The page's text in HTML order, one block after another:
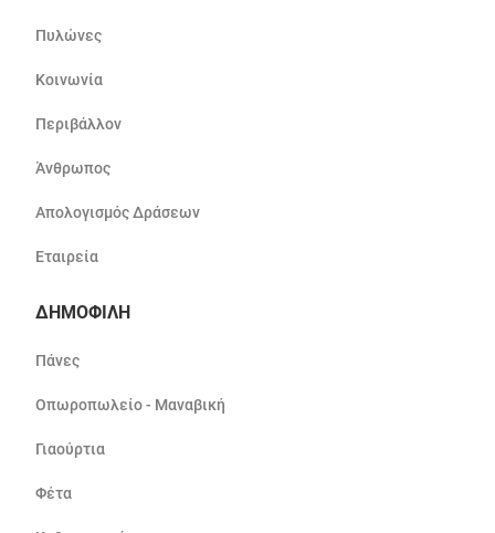
Πυλώνες
Κοινωνία
Περιβάλλον
Άνθρωπος
Απολογισμός Δράσεων
Εταιρεία
ΔΗΜΟΦΙΛΗ
Πάνες
Οπωροπωλείο - Μαναβική
Γιαούρτια
Φέτα